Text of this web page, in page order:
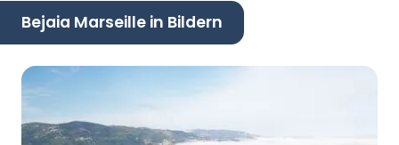
Bejaia Marseille in Bildern